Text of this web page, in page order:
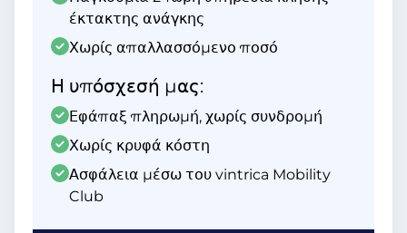
έκτακτης ανάγκης
Χωρίς απαλλασσόμενο ποσό
Η υπόσχεσή μας:
Εφάπαξ πληρωμή, χωρίς συνδρομή
Χωρίς κρυφά κόστη
Ασφάλεια μέσω του vintrica Mobility
Club